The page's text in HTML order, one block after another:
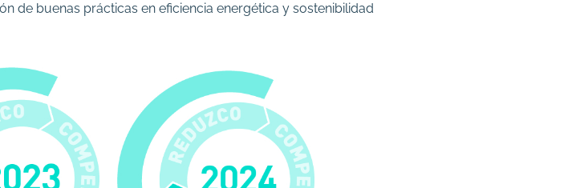
de buenas prácticas en eficiencia energética y sostenibilidad